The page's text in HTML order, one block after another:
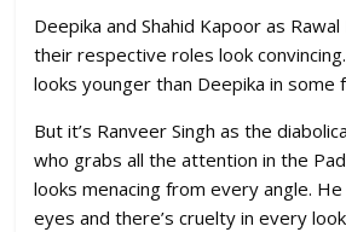
Deepika and Shahid Kapoor as Rawal
their respective roles look
looks younger than Deepika in some
But it’s Ranveer Singh as the
who grabs all the attention in the
looks menacing from every angle.
eyes and there’s cruelty in every